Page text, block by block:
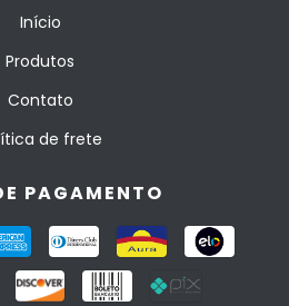
Início
Produtos
Contato
de frete
PAGAMENTO